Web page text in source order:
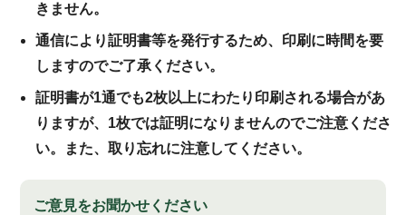
きません。
通信により証明書等を発行するため、印刷に時間を要
しますのでご了承ください。
証明書が1通でも2枚以上にわたり印刷される場合があ
りますが、1枚では証明になりませんのでご注意くださ
い。また、取り忘れに注意してください。
ご意見をお聞かせください